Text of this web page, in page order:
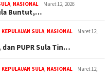
, NASIONAL Maret 12, 2026
Buntut,…
KEPULAUAN SULA, NASIONAL
Maret 12,
dan PUPR Sula Tin…
KEPULAUAN SULA, NASIONAL
Maret 12,